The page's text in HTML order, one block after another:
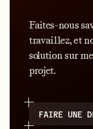
Faites-nous
travaillez, et
solution sur
projet.
FAIRE UNE